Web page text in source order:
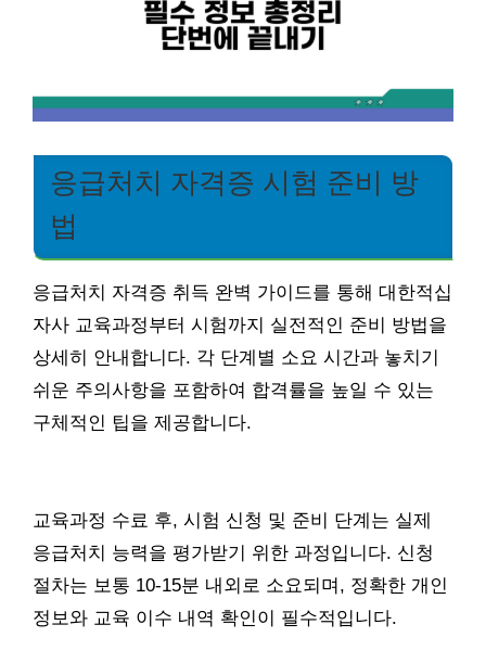
응급처치 자격증 시험 준비 방
법
응급처치 자격증 취득 완벽 가이드를 통해 대한적십
자사 교육과정부터 시험까지 실전적인 준비 방법을
상세히 안내합니다. 각 단계별 소요 시간과 놓치기
쉬운 주의사항을 포함하여 합격률을 높일 수 있는
구체적인 팁을 제공합니다.
교육과정 수료 후, 시험 신청 및 준비 단계는 실제
응급처치 능력을 평가받기 위한 과정입니다. 신청
절차는 보통 10-15분 내외로 소요되며, 정확한 개인
정보와 교육 이수 내역 확인이 필수적입니다.